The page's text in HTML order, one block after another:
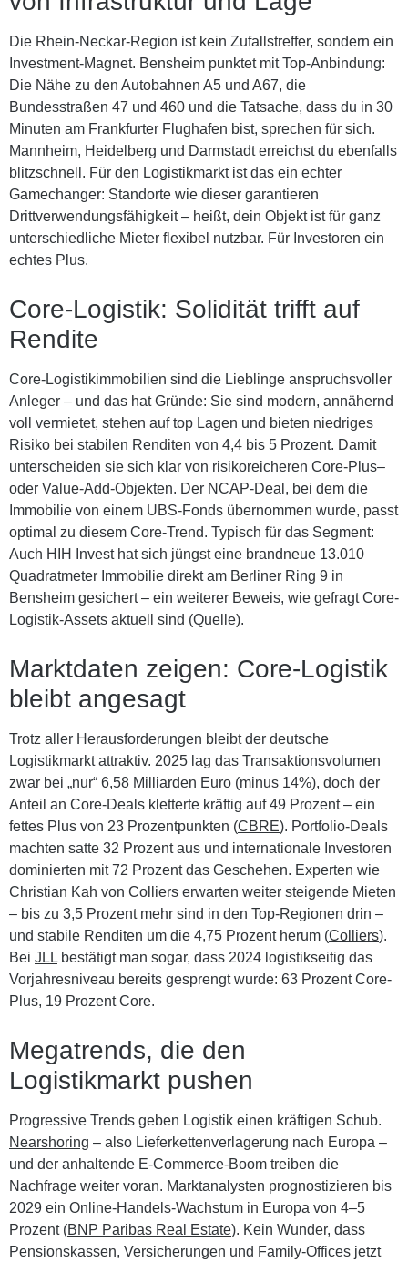
Die Rhein-Neckar-Region ist kein Zufallstreffer, sondern ein
Investment-Magnet. Bensheim punktet mit Top-Anbindung:
Die Nähe zu den Autobahnen A5 und A67, die
Bundesstraßen 47 und 460 und die Tatsache, dass du in 30
Minuten am Frankfurter Flughafen bist, sprechen für sich.
Mannheim, Heidelberg und Darmstadt erreichst du ebenfalls
blitzschnell. Für den Logistikmarkt ist das ein echter
Gamechanger: Standorte wie dieser garantieren
Drittverwendungsfähigkeit – heißt, dein Objekt ist für ganz
unterschiedliche Mieter flexibel nutzbar. Für Investoren ein
echtes Plus.
Core-Logistik: Solidität trifft auf
Rendite
Core-Logistikimmobilien sind die Lieblinge anspruchsvoller
Anleger – und das hat Gründe: Sie sind modern, annähernd
voll vermietet, stehen auf top Lagen und bieten niedriges
Risiko bei stabilen Renditen von 4,4 bis 5 Prozent. Damit
unterscheiden sie sich klar von risikoreicheren Core-Plus–
oder Value-Add-Objekten. Der NCAP-Deal, bei dem die
Immobilie von einem UBS-Fonds übernommen wurde, passt
optimal zu diesem Core-Trend. Typisch für das Segment:
Auch HIH Invest hat sich jüngst eine brandneue 13.010
Quadratmeter Immobilie direkt am Berliner Ring 9 in
Bensheim gesichert – ein weiterer Beweis, wie gefragt Core-
Logistik-Assets aktuell sind (Quelle).
Marktdaten zeigen: Core-Logistik
bleibt angesagt
Trotz aller Herausforderungen bleibt der deutsche
Logistikmarkt attraktiv. 2025 lag das Transaktionsvolumen
zwar bei „nur“ 6,58 Milliarden Euro (minus 14%), doch der
Anteil an Core-Deals kletterte kräftig auf49 Prozent– ein
fettes Plus von 23 Prozentpunkten (CBRE). Portfolio-Deals
machten satte 32 Prozent aus und internationale Investoren
dominierten mit 72 Prozent das Geschehen. Experten wie
Christian Kah von Colliers erwarten weiter steigende Mieten
– bis zu 3,5 Prozent mehr sind in den Top-Regionen drin –
und stabile Renditen um die 4,75 Prozent herum (Colliers).
Bei JLL bestätigt man sogar, dass 2024 logistikseitig das
Vorjahresniveau bereits gesprengt wurde: 63 Prozent Core-
Plus, 19 Prozent Core.
Megatrends, die den
Logistikmarkt pushen
Progressive Trends geben Logistik einen kräftigen Schub.
Nearshoring – also Lieferkettenverlagerung nach Europa –
und der anhaltende E-Commerce-Boom treiben die
Nachfrage weiter voran. Marktanalysten prognostizieren bis
2029 ein Online-Handels-Wachstum in Europa von 4–5
Prozent (BNP Paribas Real Estate). Kein Wunder, dass
Pensionskassen, Versicherungen und Family-Offices jetzt